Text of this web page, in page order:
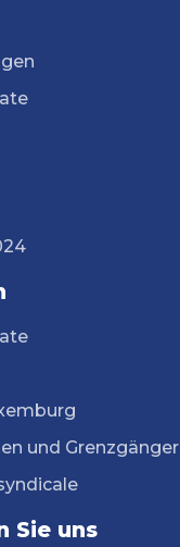
und Grenzgänger
Sie uns